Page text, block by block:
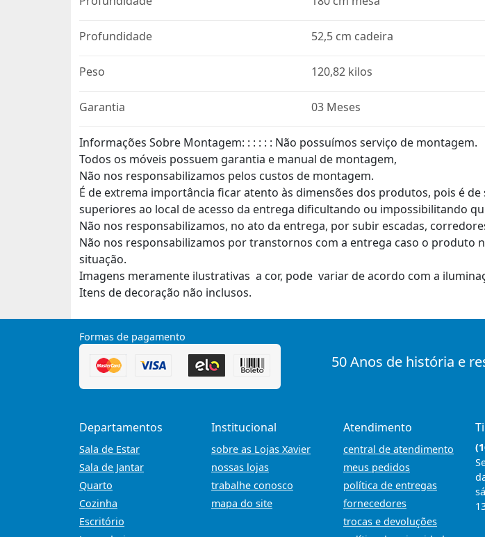
Profundidade 52,5 cm cadeira
Peso 120,82 kilos
Garantia 03 Meses
Informações Sobre Montagem: : : : : : Não possuímos serviço de montagem.
Todos os móveis possuem garantia e manual de montagem,
Não nos responsabilizamos pelos custos de montagem.
É de extrema importância ficar atento às dimensões dos produtos, pois é
superiores ao local de acesso da entrega dificultando ou impossibilitando
Não nos responsabilizamos, no ato da entrega, por subir escadas,
Não nos responsabilizamos por transtornos com a entrega caso o produto
situação.
Imagens meramente ilustrativas a cor, pode variar de acordo com a
Itens de decoração não inclusos.
Formas de pagamento
50 Anos de história e
Departamentos
Sala de Estar
Sala de Jantar
Quarto
Cozinha
Escritório
Institucional
sobre as Lojas Xavier
nossas lojas
trabalhe conosco
mapa do site
Atendimento
central de atendimento
meus pedidos
política de entregas
fornecedores
trocas e devoluções